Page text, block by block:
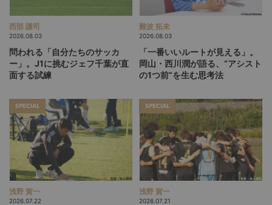
西部 謙司
2026.08.03
問われる「自分たちのサッカ
ー」。J1に挑むジェフ千葉が直
面する試練
難波 拓未
2026.08.03
「一番いいルートが見える」。
岡山・西川潤が語る、“アシスト
の1つ前”を生む思考法
SPECIAL
浅野 賀一
2026.07.22
SPECIAL
浅野 賀一
2026.07.21